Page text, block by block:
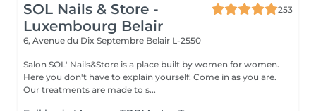
SOL Nails & Store -
Luxembourg Belair
253
6, Avenue du Dix Septembre Belair L-2550
Salon SOL' Nails&Store is a place built by women for women.
Here you don't have to explain yourself. Come in as you are.
Our treatments are made to s...